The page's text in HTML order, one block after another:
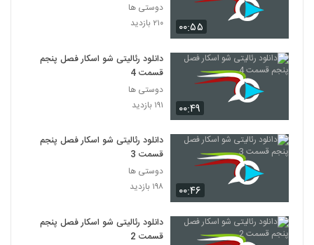
۰۰:۵۵
دوستی ها
۲۱۰ بازدید
۰۰:۴۹
دانلود رئالیتی شو اسکار فصل پنجم
قسمت 4
دوستی ها
۱۹۱ بازدید
۰۰:۴۶
دانلود رئالیتی شو اسکار فصل پنجم
قسمت 3
دوستی ها
۱۹۸ بازدید
دانلود رئالیتی شو اسکار فصل پنجم
قسمت 2